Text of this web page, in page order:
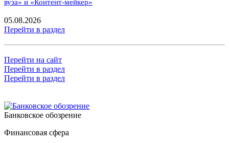
вуза» и «Контент-мейкер»
05.08.2026
Перейти в раздел
Перейти на сайт
Перейти в раздел
Перейти в раздел
Банковское обозрение
Финансовая сфера